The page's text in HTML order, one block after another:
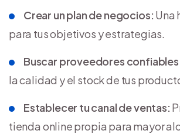
Crear un plan de negocios: Una
para tus objetivos y estrategias.
Buscar proveedores
la calidad y el stock de tus
Establecer tu canal de ventas:
tienda online propia para mayor